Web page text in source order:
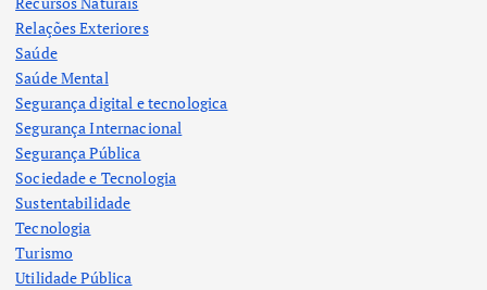
Relações Exteriores
Saúde
Saúde Mental
Segurança digital e tecnologica
Segurança Internacional
Segurança Pública
Sociedade e Tecnologia
Sustentabilidade
Tecnologia
Turismo
Utilidade Pública